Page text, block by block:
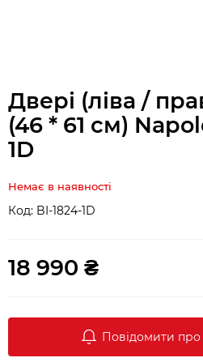
Двері (ліва /
(46 * 61 см)
1D
Немає в наявності
Код: BI-1824-1D
18 990 ₴
Повідомити